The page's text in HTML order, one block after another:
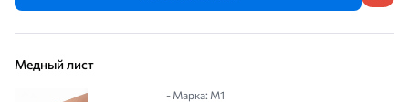
Медный лист
- Марка: М1